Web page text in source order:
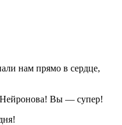
нам прямо в сердце,
Нейронова! Вы — супер!